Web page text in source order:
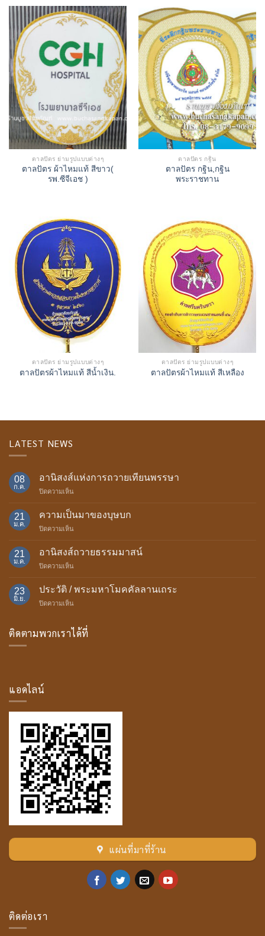
ตาลปัตร ย่ามรูปแบบต่างๆ
ตาลปัตร ผ้าไหมแท้ สีขาว(
รพ.ซีจีเอช )
ตาลปัตร กฐิน
ตาลปัตร กฐิน,กฐิน
พระราชทาน
ตาลปัตร ย่ามรูปแบบต่างๆ
ตาลปัตรผ้าไหมแท้ สีน้ำเงิน.
ตาลปัตร ย่ามรูปแบบต่างๆ
ตาลปัตรผ้าไหมแท้ สีเหลือง
LATEST NEWS
08
ก.ค.
อานิสงส์แห่งการถวายเทียนพรรษา
ปิดความเห็น
ถวาย
พรรษา
21
ม.ค.
ความเป็นมาของบุษบก
ปิดความเห็น
ของ
21
ม.ค.
อานิสงส์ถวายธรรมมาสน์
ปิดความเห็น
ถวาย
มา
23
มิ.ย.
ประวัติ / พระมหาโมคคัลลานเถระ
ปิดความเห็น
พระ
ติดตามพวกเราได้ที่
แอดไลน์
แผ่นที่มาที่ร้าน
ติดต่อเรา